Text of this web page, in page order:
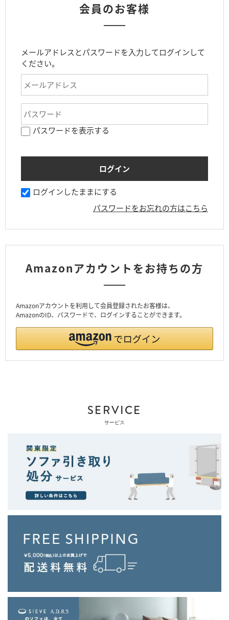
会員のお客様
メールアドレスとパスワードを入力してログインして
ください。
パスワードを表示する
ログインしたままにする
パスワードをお忘れの方はこちら
Amazonアカウントをお持ちの方
Amazonアカウントを利用して会員登録されたお客様は、
AmazonのID、パスワードで、ログインすることができます。
SERVICE
サービス